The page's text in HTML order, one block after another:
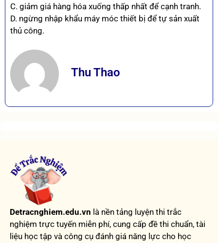
C. giảm giá hàng hóa xuống thấp nhất để cạnh tranh.
D. ngừng nhập khẩu máy móc thiết bị để tự sản xuất
thủ công.
Thu Thao
Detracnghiem.edu.vn là nền tảng luyện thi trắc
nghiệm trực tuyến miễn phí, cung cấp đề thi chuẩn, tài
liệu học tập và công cụ đánh giá năng lực cho học